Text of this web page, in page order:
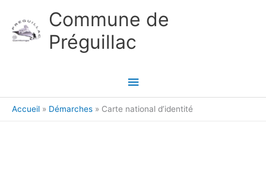
Commune de
Préguillac
Menu
principal
Accueil Démarches Carte national d’identité